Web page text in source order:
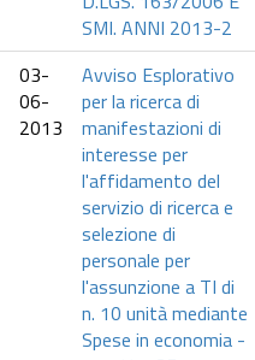
SMI. ANNI 2013-2
03-
06-
2013
Avviso Esplorativo
per la ricerca di
manifestazioni di
interesse per
l'affidamento del
servizio di ricerca e
selezione di
personale per
l'assunzione a TI di
n. 10 unità mediante
Spese in economia -